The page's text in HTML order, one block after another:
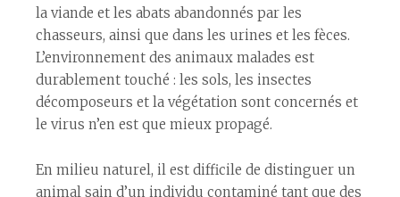
la viande et les abats abandonnés par les
chasseurs, ainsi que dans les urines et les fèces.
L’environnement des animaux malades est
durablement touché : les sols, les insectes
décomposeurs et la végétation sont concernés et
le virus n’en est que mieux propagé.
En milieu naturel, il est difficile de distinguer un
animal sain d’un individu contaminé tant que des